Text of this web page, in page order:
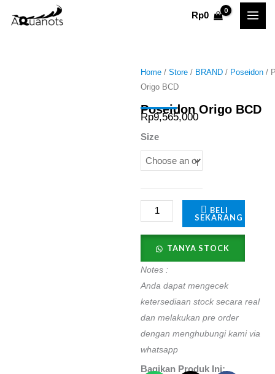
Rp0
Home /Store / BRAND / Poseidon /
Origo BCD
Poseidon Origo BCD
Rp9,565,000
Size
Poseidon
Origo
BCD
BELI
SEKARANG
TANYA STOCK
Notes :
Anda dapat mengecek
ketersediaan stock secara real
dan melakukan pre order
dengan menghubungi kami via
whatsapp
Bagikan Produk Ini: